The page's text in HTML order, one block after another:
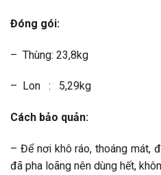
Đóng gói:
– Thùng: 23,8kg
– Lon : 5,29kg
Cách bảo quản:
– Để nơi khô ráo, thoáng mát,
đã pha loãng nên dùng hết,